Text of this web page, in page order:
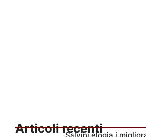
Articoli recenti
Salvini elogia i